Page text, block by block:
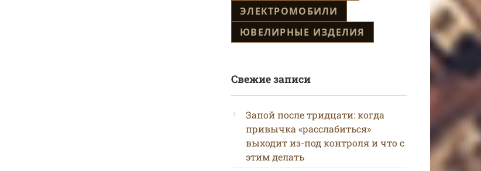
ЭЛЕКТРОМОБИЛИ
ЮВЕЛИРНЫЕ ИЗДЕЛИЯ
Свежие записи
Запой после тридцати: когда
привычка «расслабиться»
выходит из-под контроля и что с
этим делать